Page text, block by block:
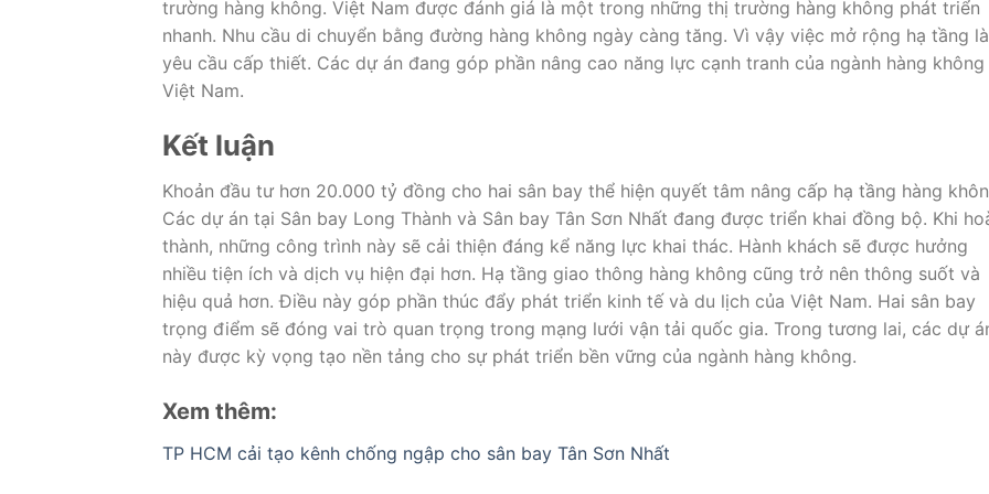
trường hàng không. Việt Nam được đánh giá là một trong những thị trường hàng không phát triển
nhanh. Nhu cầu di chuyển bằng đường hàng không ngày càng tăng. Vì vậy việc mở rộng hạ tầng là
yêu cầu cấp thiết. Các dự án đang góp phần nâng cao năng lực cạnh tranh của ngành hàng không
Việt Nam.
Kết luận
Khoản đầu tư hơn 20.000 tỷ đồng cho hai sân bay thể hiện quyết tâm nâng cấp hạ tầng hàng
Các dự án tại Sân bay Long Thành và Sân bay Tân Sơn Nhất đang được triển khai đồng bộ. Khi
thành, những công trình này sẽ cải thiện đáng kể năng lực khai thác. Hành khách sẽ được hưởng
nhiều tiện ích và dịch vụ hiện đại hơn. Hạ tầng giao thông hàng không cũng trở nên thông suốt và
hiệu quả hơn. Điều này góp phần thúc đẩy phát triển kinh tế và du lịch của Việt Nam. Hai sân bay
trọng điểm sẽ đóng vai trò quan trọng trong mạng lưới vận tải quốc gia. Trong tương lai, các dự
này được kỳ vọng tạo nền tảng cho sự phát triển bền vững của ngành hàng không.
Xem thêm:
TP HCM cải tạo kênh chống ngập cho sân bay Tân Sơn Nhất